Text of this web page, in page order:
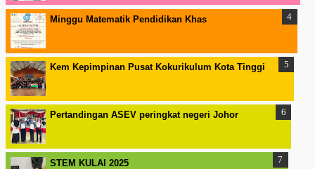
Minggu Matematik Pendidikan Khas
Kem Kepimpinan Pusat Kokurikulum Kota Tinggi
Pertandingan ASEV peringkat negeri Johor
STEM KULAI 2025